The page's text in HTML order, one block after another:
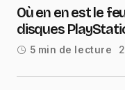
Où en en est le
disques
5 min de lecture